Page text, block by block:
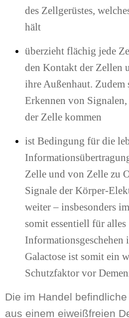
des Zellgerüstes,
hält
überzieht flächig jede
den Kontakt der Zellen
ihre Außenhaut. Zudem
Erkennen von
der Zelle kommen
ist Bedingung für die
Zelle und von Zelle zu
Signale der Körper-
weiter – insbesonders
somit essentiell für alles
Informationsgeschehen
Galactose ist somit ein
Schutzfaktor vor
Die im Handel
aus einem eiweißfreien